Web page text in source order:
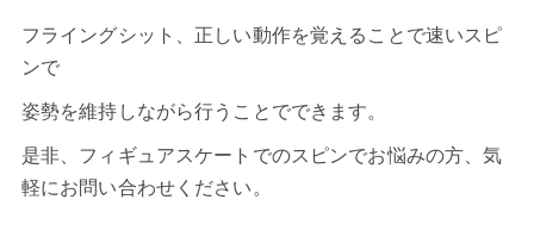
フライングシット、正しい動作を覚えることで速いスピ
ンで
姿勢を維持しながら行うことでできます。
是非、フィギュアスケートでのスピンでお悩みの方、気
軽にお問い合わせください。